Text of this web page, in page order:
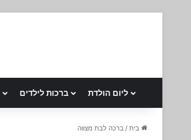
ליום הולדת ברכות לילדים
בית/ ברכה לבת מצווה